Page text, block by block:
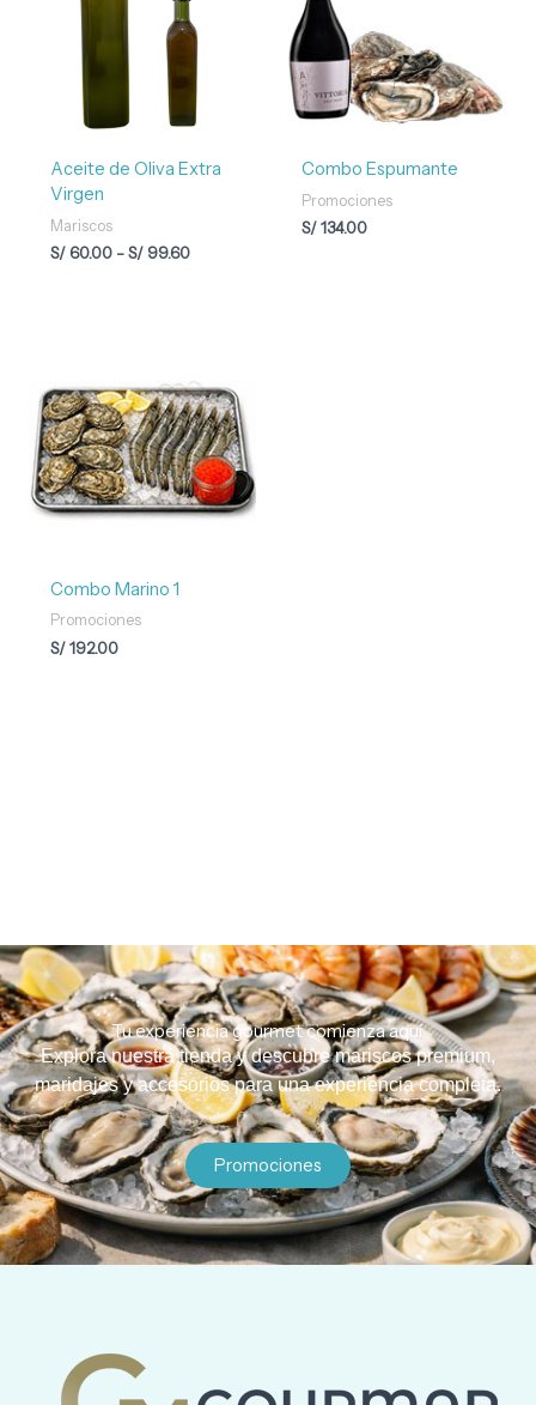
Aceite de Oliva Extra
Virgen
Mariscos
S/60.00 - S/99.60
S/ 60.00
hasta
Combo Espumante
Promociones
S/134.00
Combo Marino 1
Promociones
S/192.00
Tu experiencia gourmet comienza aquí.
Explora nuestra tienda y descubre mariscos premium,
maridajes y accesorios para una experiencia completa.
Promociones